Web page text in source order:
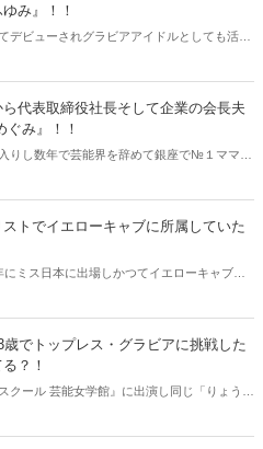
み』！！
デビューされグラビアアイドルとしても活躍
ん。僅か3年の活動で芸能界を引退されてい
代表取締役社長そして企業の会長夫
ぐみ』！！
りし数年で芸能界を辞めて銀座で№１ママに
取締役社長＆企業の会長夫人になったとい
トでイエローキャブに所属していた
ミス日本に出場しかつてイエローキャブに
ん。懐かしく思いまとめてみましたよ！
でトップレス・グラビアに挑戦した
？！
クール 芸能女学館』に出演し同じ「りょう
が居た関係で、背の低い安田さんが、ちび良